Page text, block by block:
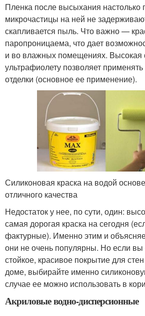
Пленка после высыхания настолько
микрочастицы на ней не
скапливается пыль. Что важно —
паропроницаема, что дает
и во влажных помещениях. Высокая
ультрафиолету позволяет
отделки (основное ее применение).
Силиконовая краска на водой
отличного качества
Недостаток у нее, по сути, один:
самая дорогая краска на сегодня
фактурные). Именно этим и
они не очень популярны. Но если вы
стойкое, красивое покрытие для
доме, выбирайте именно
случае ее можно использовать в
Акриловые водно-дисперсионные